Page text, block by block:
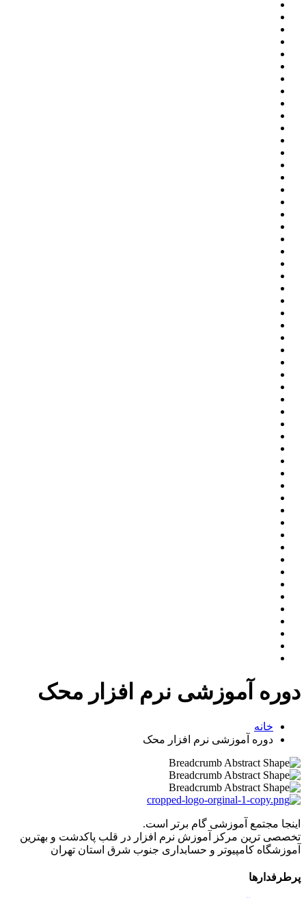
دوره آموزشی نرم افزار محک
خانه
دوره آموزشی نرم افزار محک
اینجا مجتمع آموزشی گام برتر است.
تخصصی ترین مرکز آموزش نرم افزار در قلب پاکدشت و بهترین
آموزشگاه کامپیوتر و حسابداری جنوب شرق استان تهران
پرطرفدارها